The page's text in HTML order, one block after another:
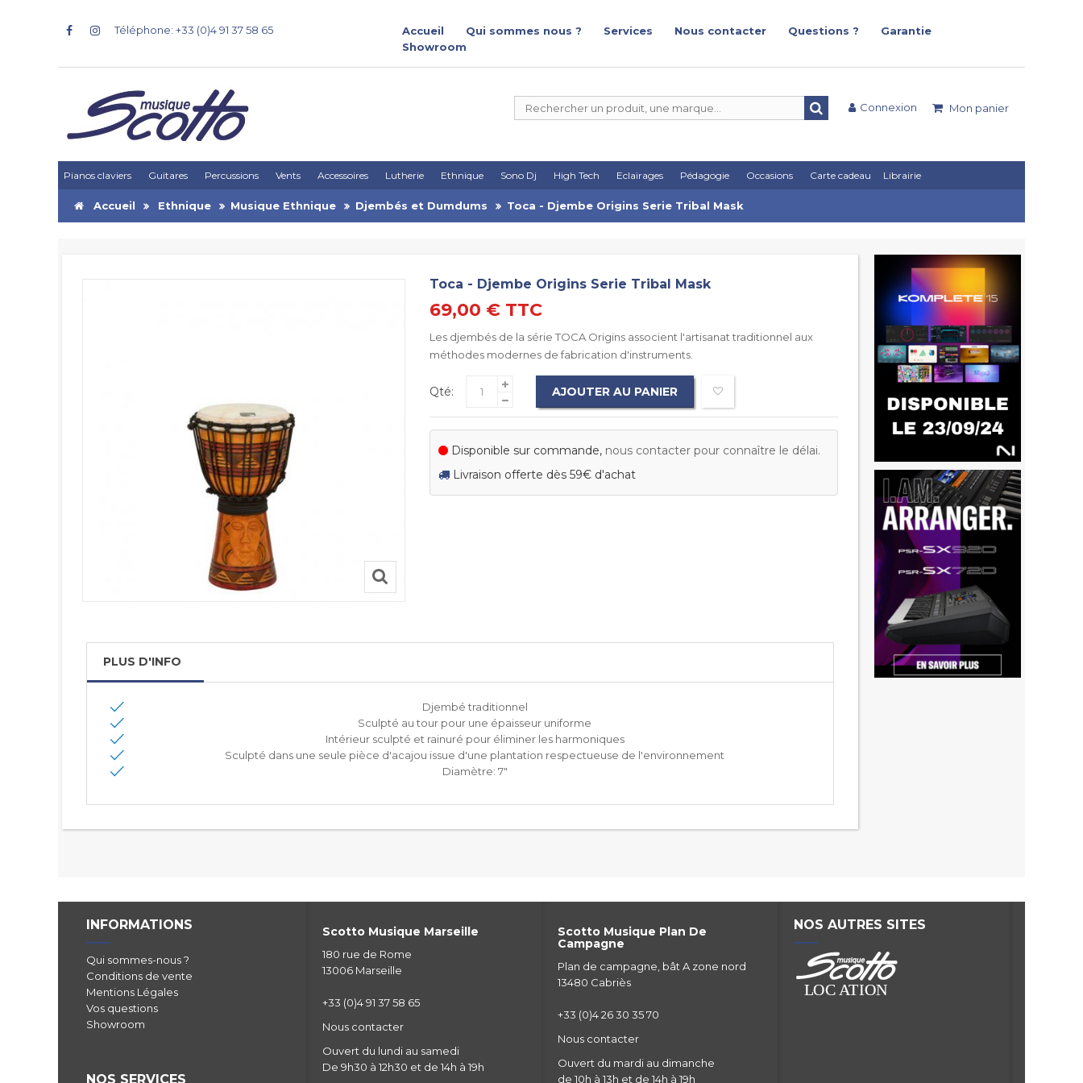
Téléphone: +33 (0)4 91 37 58 65 Accueil Qui sommes nous ? Services Nous contacter Questions ?
Garantie
Showroom
Mon panier
Connexion
Pianos claviers Guitares Percussions Vents Accessoires Lutherie Ethnique Sono Dj High Tech Eclairages Pédagogie Occasions Carte cadeau Librairie
Accueil Ethnique Musique Ethnique Djembés et Dumdums Toca - Djembe Origins Serie Tribal Mask
Toca - Djembe Origins Serie Tribal Mask
69,00 € TTC
Les djembés de la sérieTOCA Origins associent l'artisanat traditionnel aux
méthodes modernes de fabrication d'instruments.
Qté: AJOUTER AU PANIER
Disponible sur commande, nous contacter pour connaître le délai.
Livraison offerte dès 59€ d'achat
PLUS D'INFO
Djembé traditionnel
Sculpté au tour pour une épaisseur uniforme
Intérieur sculpté et rainuré pour éliminer les harmoniques
Sculpté dans une seule pièce d'acajou issue d'une plantation respectueuse de l'environnement
Diamètre: 7"
INFORMATIONS
Qui sommes-nous ?
Conditions de vente
Mentions Légales
Vos questions
Showroom
NOS SERVICES
Scotto Musique Marseille
180 rue de Rome
13006 Marseille
+33 (0)4 91 37 58 65
Nous contacter
Ouvert du lundi au samedi
De 9h30 à 12h30 et de 14h à 19h
Scotto Musique Plan De
Campagne
Plan de campagne, bât A zone nord
13480 Cabriès
+33 (0)4 26 30 35 70
Nous contacter
Ouvert du mardi au dimanche
de 10h à 13h et de 14h à 19h
NOS AUTRES SITES